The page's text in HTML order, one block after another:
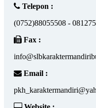
Telepon :
(0752)88055508 -
Fax :
Email :